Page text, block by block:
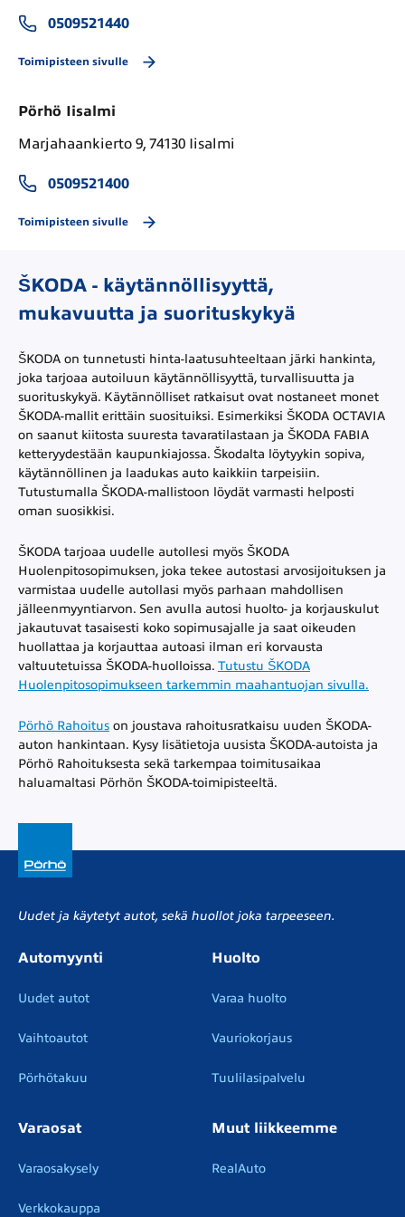
0509521440
Toimipisteen sivulle
Pörhö Iisalmi
Marjahaankierto 9, 74130 Iisalmi
0509521400
Toimipisteen sivulle
ŠKODA - käytännöllisyyttä,
mukavuutta ja suorituskykyä
ŠKODA on tunnetusti hinta-laatusuhteeltaan järki hankinta,
joka tarjoaa autoiluun käytännöllisyyttä, turvallisuutta ja
suorituskykyä. Käytännölliset ratkaisut ovat nostaneet monet
ŠKODA-mallit erittäin suosituiksi. Esimerkiksi ŠKODA OCTAVIA
on saanut kiitosta suuresta tavaratilastaan ja ŠKODA FABIA
ketteryydestään kaupunkiajossa. Škodalta löytyykin sopiva,
käytännöllinen ja laadukas auto kaikkiin tarpeisiin.
Tutustumalla ŠKODA-mallistoon löydät varmasti helposti
oman suosikkisi.
ŠKODA tarjoaa uudelle autollesi myös ŠKODA
Huolenpitosopimuksen, joka tekee autostasi arvosijoituksen ja
varmistaa uudelle autollasi myös parhaan mahdollisen
jälleenmyyntiarvon. Sen avulla autosi huolto- ja korjauskulut
jakautuvat tasaisesti koko sopimusajalle ja saat oikeuden
huollattaa ja korjauttaa autoasi ilman eri korvausta
valtuutetuissa ŠKODA-huolloissa. Tutustu ŠKODA
Huolenpitosopimukseen tarkemmin maahantuojan sivulla.
Pörhö Rahoitus on joustava rahoitusratkaisu uuden ŠKODA-
auton hankintaan. Kysy lisätietoja uusista ŠKODA-autoista ja
Pörhö Rahoituksesta sekä tarkempaa toimitusaikaa
haluamaltasi Pörhön ŠKODA-toimipisteeltä.
Uudet ja käytetyt autot, sekä huollot joka tarpeeseen.
Automyynti
Uudet autot
Vaihtoautot
Pörhötakuu
Huolto
Varaa huolto
Vauriokorjaus
Tuulilasipalvelu
Varaosat
Varaosakysely
Verkkokauppa
Muut liikkeemme
RealAuto